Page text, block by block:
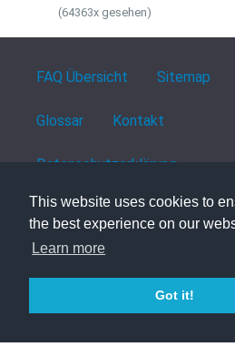
This website uses cookies to
the best experience on our
Learn more
Got it!
(64363x gesehen)
FAQ Übersicht Sitemap
Glossar Kontakt
Datenschutzerklärung